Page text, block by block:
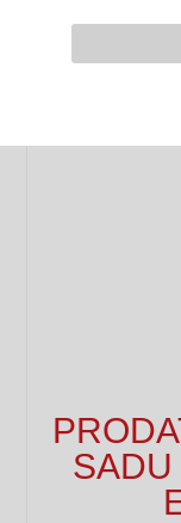
SADU